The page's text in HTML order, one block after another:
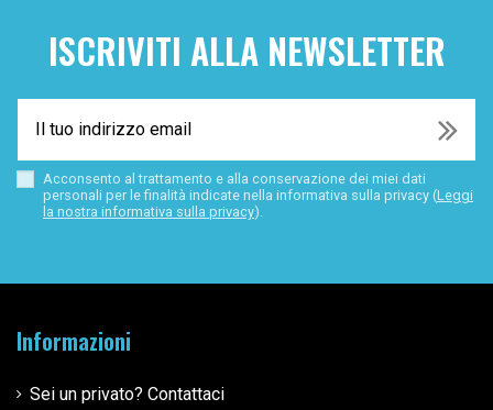
ISCRIVITI ALLA NEWSLETTER
Acconsento al trattamento e alla conservazione dei miei dati
personali per le finalità indicate nella informativa sulla privacy (Leggi
la nostra informativa sulla privacy).
Informazioni
Sei un privato? Contattaci